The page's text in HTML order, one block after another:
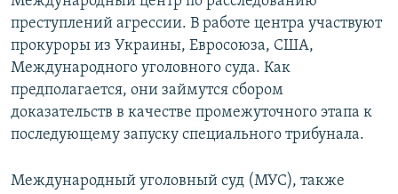
преступлений агрессии. В работе центра участвуют
прокуроры из Украины, Евросоюза, США,
Международного уголовного суда. Как
предполагается, они займутся сбором
доказательств в качестве промежуточного этапа к
последующему запуску специального трибунала.
Международный уголовный суд (МУС), также